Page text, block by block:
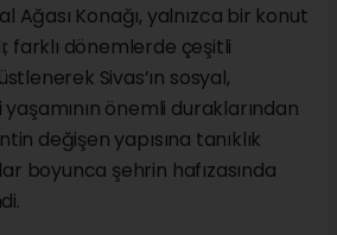
Ağası Konağı, yalnızca bir konut
farklı dönemlerde çeşitli
Sivas’ın sosyal,
önemli duraklarından
değişen yapısına tanıklık
boyunca şehrin hafızasında